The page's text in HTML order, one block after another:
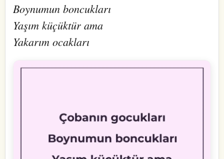
Boynumun boncukları
Yaşım küçüktür ama
Yakarım ocakları